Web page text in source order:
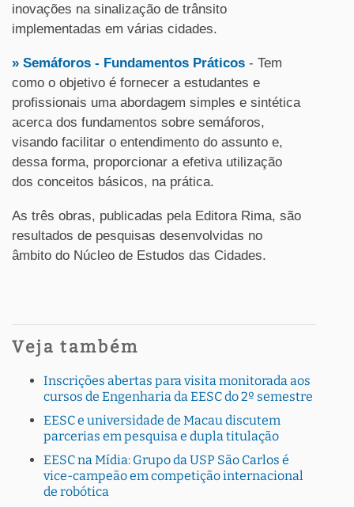
inovações na sinalização de trânsito
implementadas em várias cidades.
» Semáforos - Fundamentos Práticos - Tem
como o objetivo é fornecer a estudantes e
profissionais uma abordagem simples e sintética
acerca dos fundamentos sobre semáforos,
visando facilitar o entendimento do assunto e,
dessa forma, proporcionar a efetiva utilização
dos conceitos básicos, na prática.
As três obras, publicadas pela Editora Rima, são
resultados de pesquisas desenvolvidas no
âmbito do Núcleo de Estudos das Cidades.
Veja também
Inscrições abertas para visita monitorada aos
cursos de Engenharia da EESC do 2º semestre
EESC e universidade de Macau discutem
parcerias em pesquisa e dupla titulação
EESC na Mídia: Grupo da USP São Carlos é
vice-campeão em competição internacional
de robótica